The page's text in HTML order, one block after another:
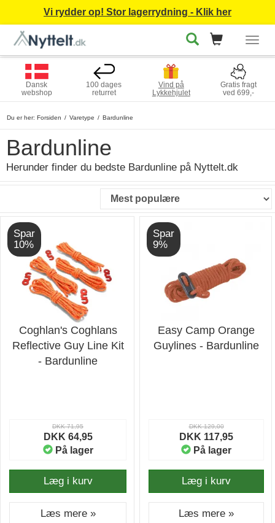
Vi rydder op! Stor lagerrydning - Klik her
Dansk
webshop
100 dages
returret
Vind på
Lykkehjulet
Gratis fragt
ved 699,-
Du er her: Forsiden Varetype Bardunline
Bardunline
Herunder finder du bedste Bardunline på Nyttelt.dk
Spar
10%
Coghlan's Coghlans
Reflective Guy Line Kit
- Bardunline
DKK 71,95
DKK 64,95
På lager
Læg i kurv
Læs mere »
Spar
9%
Easy Camp Orange
Guylines - Bardunline
DKK 129,00
DKK 117,95
På lager
Læg i kurv
Læs mere »